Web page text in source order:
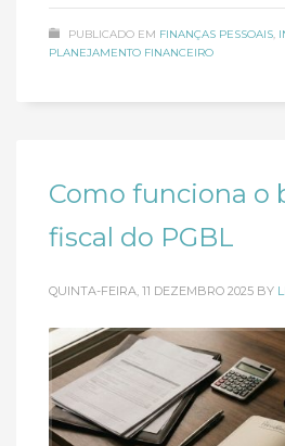
PUBLICADO EM FINANÇAS PESSOAIS,
PLANEJAMENTO FINANCEIRO
Como funciona o
fiscal do PGBL
QUINTA-FEIRA, 11 DEZEMBRO 2025 BY